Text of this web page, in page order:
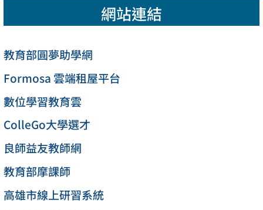
網站連結
教育部圓夢助學網
Formosa 雲端租屋平台
數位學習教育雲
ColleGo大學選才
良師益友教師網
教育部摩課師
高雄市線上研習系統